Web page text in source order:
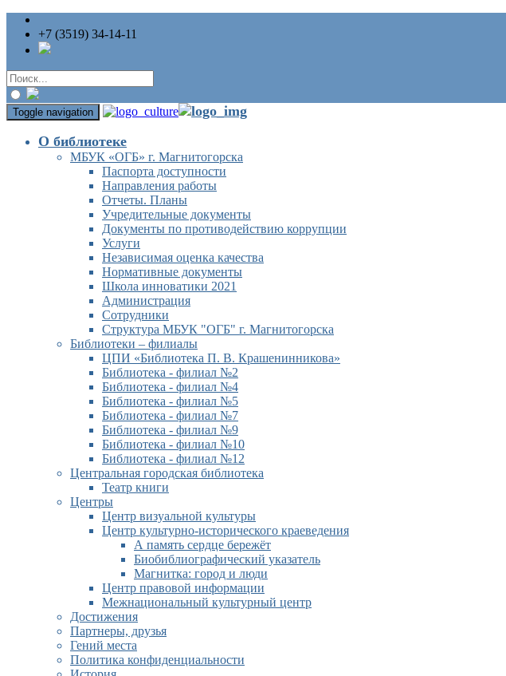
+7 (3519) 34-14-11
Toggle navigation
О библиотеке
МБУК «ОГБ» г. Магнитогорска
Паспорта доступности
Направления работы
Отчеты. Планы
Учредительные документы
Документы по противодействию коррупции
Услуги
Независимая оценка качества
Нормативные документы
Школа инноватики 2021
Администрация
Сотрудники
Структура МБУК "ОГБ" г. Магнитогорска
Библиотеки – филиалы
ЦПИ «Библиотека П. В. Крашенинникова»
Библиотека - филиал №2
Библиотека - филиал №4
Библиотека - филиал №5
Библиотека - филиал №7
Библиотека - филиал №9
Библиотека - филиал №10
Библиотека - филиал №12
Центральная городская библиотека
Театр книги
Центры
Центр визуальной культуры
Центр культурно-исторического краеведения
А память сердце бережёт
Биобиблиографический указатель
Магнитка: город и люди
Центр правовой информации
Межнациональный культурный центр
Достижения
Партнеры, друзья
Гений места
Политика конфиденциальности